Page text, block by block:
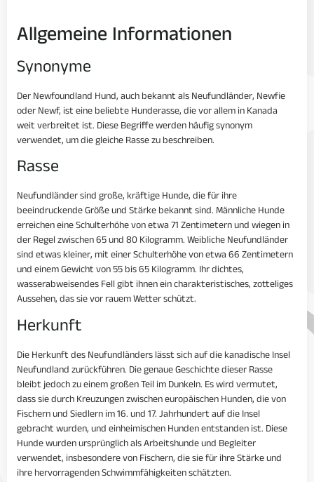
Allgemeine Informationen
Synonyme
Der Newfoundland Hund, auch bekannt als Neufundländer, Newfie
oder Newf, ist eine beliebte Hunderasse, die vor allem in Kanada
weit verbreitet ist. Diese Begriffe werden häufig synonym
verwendet, um die gleiche Rasse zu beschreiben.
Rasse
Neufundländer sind große, kräftige Hunde, die für ihre
beeindruckende Größe und Stärke bekannt sind. Männliche Hunde
erreichen eine Schulterhöhe von etwa 71 Zentimetern und wiegen in
der Regel zwischen 65 und 80 Kilogramm. Weibliche Neufundländer
sind etwas kleiner, mit einer Schulterhöhe von etwa 66 Zentimetern
und einem Gewicht von 55 bis 65 Kilogramm. Ihr dichtes,
wasserabweisendes Fell gibt ihnen ein charakteristisches, zotteliges
Aussehen, das sie vor rauem Wetter schützt.
Herkunft
Die Herkunft des Neufundländers lässt sich auf die kanadische Insel
Neufundland zurückführen. Die genaue Geschichte dieser Rasse
bleibt jedoch zu einem großen Teil im Dunkeln. Es wird vermutet,
dass sie durch Kreuzungen zwischen europäischen Hunden, die von
Fischern und Siedlern im 16. und 17. Jahrhundert auf die Insel
gebracht wurden, und einheimischen Hunden entstanden ist. Diese
Hunde wurden ursprünglich als Arbeitshunde und Begleiter
verwendet, insbesondere von Fischern, die sie für ihre Stärke und
ihre hervorragenden Schwimmfähigkeiten schätzten.